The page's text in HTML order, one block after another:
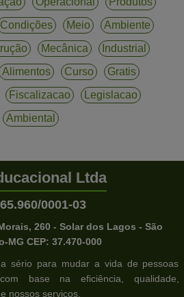
Condições Meio
Ambiente
Mecânica
Industrial
Alimentos Curso
Gratis
Fiscalizacao
Legislacao
Ambiental
Ltda
0001-03
260 - Solar dos Lagos - São
MG CEP: 37.470-000
sério para mudar a vida de pessoas
base na eficiência, qualidade,
nossos serviços.